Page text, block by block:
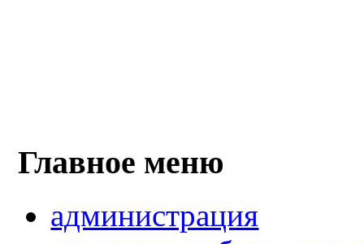
Главное меню
администрация